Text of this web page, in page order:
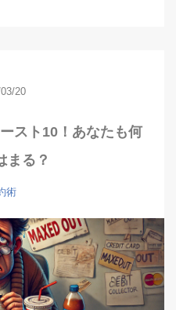
20
スト10！あなたも何
まる？
術